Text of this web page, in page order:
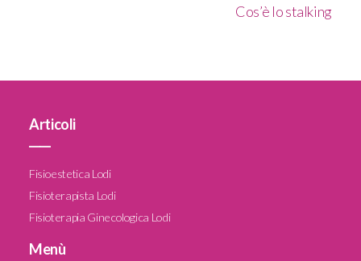
Cos’è lo stalking
Articoli
Fisioestetica Lodi
Fisioterapista Lodi
Fisioterapia Ginecologica Lodi
Menù